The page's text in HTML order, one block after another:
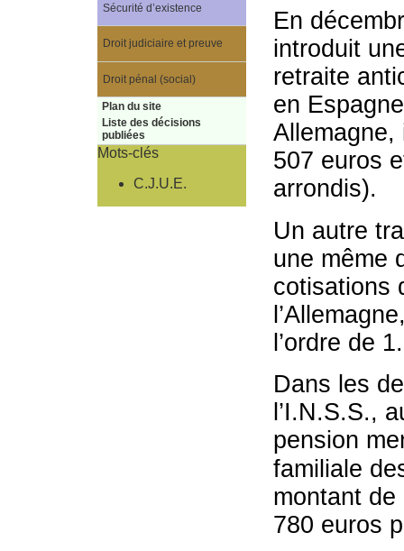
En
introduit
retraite
en
Allemagne,
507 euros
arrondis).
Un autre
une même
cotisations
l’ordre de
Dans les
l’I.N.S.S.,
pension
familiale
montant
780 euros
Sécurité d’existence
Droit judiciaire et preuve
Droit pénal (social)
Plan du site
Liste des décisions
publiées
Mots-clés
C.J.U.E.